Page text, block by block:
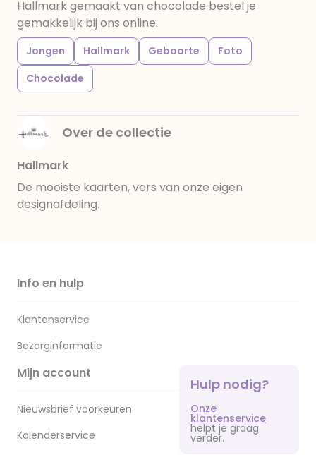
bevatten. Koel en droog bewaren.
Hallmark gemaakt van chocolade bestel je
gemakkelijk bij ons online.
Jongen Hallmark Geboorte
Foto
Chocolade
Over de collectie
Hallmark
De mooiste kaarten, vers van onze eigen
designafdeling.
Info en hulp
Klantenservice
Bezorginformatie
Mijn account
Nieuwsbrief voorkeuren
Kalenderservice
Hulp nodig?
Onze
klantenservice
helpt je graag
verder.